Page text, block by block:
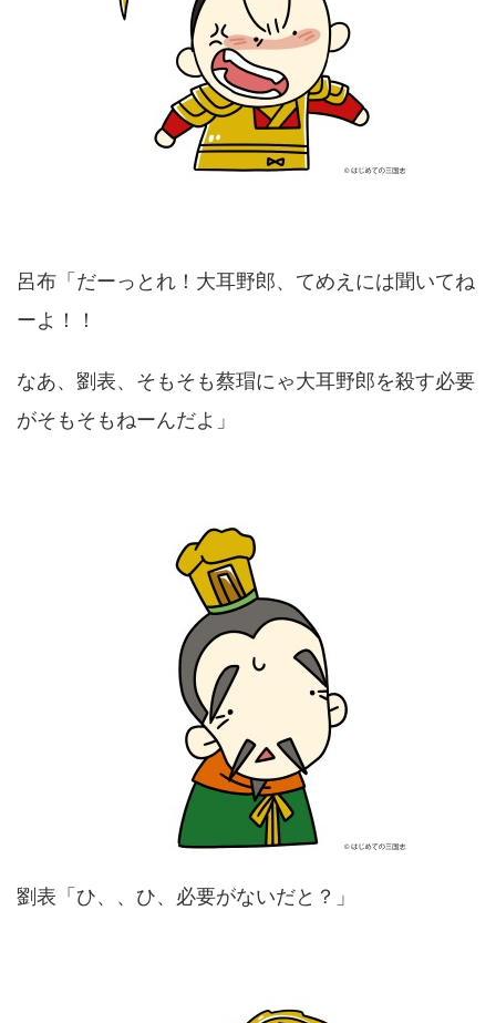
呂布「だーっとれ！大耳野郎、てめえには聞いてね
ーよ！！
なあ、劉表、そもそも蔡瑁にゃ大耳野郎を殺す必要
がそもそもねーんだよ」
劉表「ひ、、ひ、必要がないだと？」